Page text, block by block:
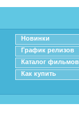
Новинки
График релизов
Каталог фильмов
Как купить